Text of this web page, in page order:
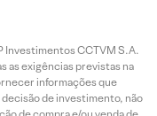
Investimentos CCTVM S.A.
as exigências previstas na
informações que
de investimento, não